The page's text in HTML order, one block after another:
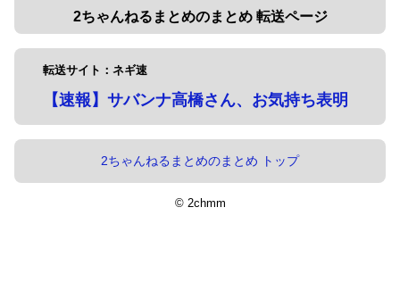
2ちゃんねるまとめのまとめ 転送ページ
転送サイト：ネギ速
【速報】サバンナ高橋さん、お気持ち表明
2ちゃんねるまとめのまとめ トップ
© 2chmm